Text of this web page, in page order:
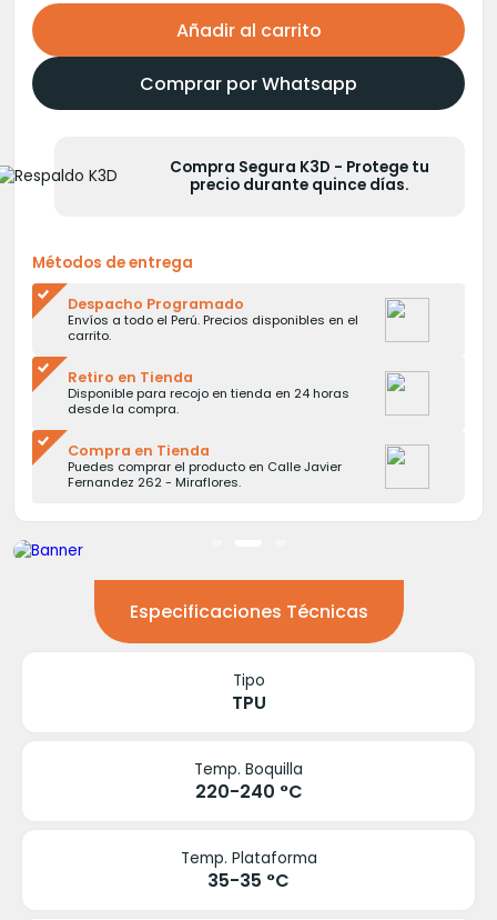
Añadir al carrito
Comprar por Whatsapp
Compra Segura K3D - Protege tu
precio durante quince días.
Métodos de entrega
Despacho Programado
Envíos a todo el Perú. Precios disponibles en el
carrito.
Retiro en Tienda
Disponible para recojo en tienda en 24 horas
desde la compra.
Compra en Tienda
Puedes comprar el producto en Calle Javier
Fernandez 262 - Miraflores.
Especificaciones Técnicas
Tipo
TPU
Temp. Boquilla
220-240 °C
Temp. Plataforma
35-35 °C